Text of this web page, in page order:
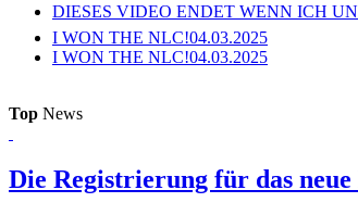
DIESES VIDEO ENDET WENN ICH
I WON THE NLC!04.03.2025
I WON THE NLC!04.03.2025
Top News
Die Registrierung für das